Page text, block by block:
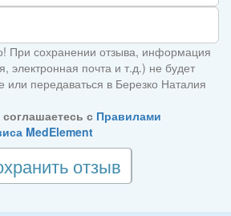
При сохранении отзыва, информация
электронная почта и т.д.) не будет
или передаваться в Березко Наталия
с Правилами
MedElement
отзыв